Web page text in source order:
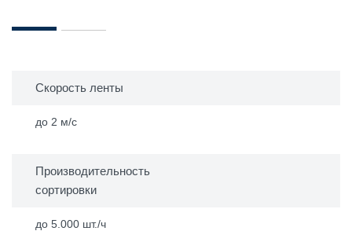
Скорость ленты
до 2 м/с
Производительность
сортировки
до 5.000 шт./ч